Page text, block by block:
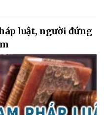
luật, người đứng